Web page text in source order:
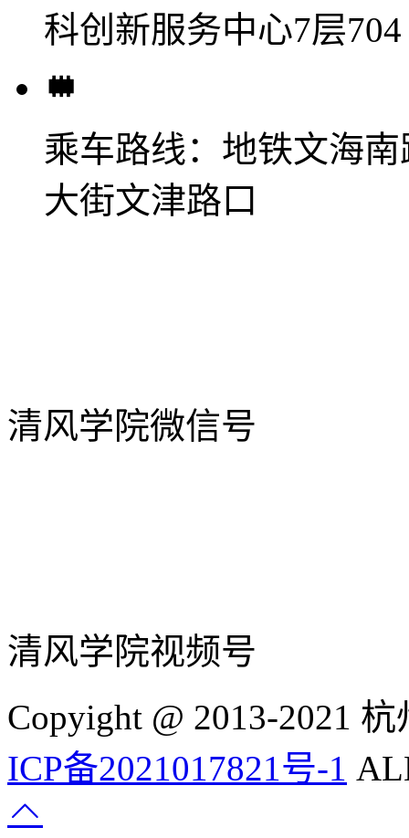
科创新服务中心7层704
乘车路线： 地铁文海
大街文津路口
清风学院微信号
清风学院视频号
Copyight @ 2013-2021
ICP备2021017821号-1